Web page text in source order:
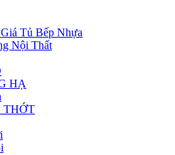
Tủ Bếp Nhựa
Nội Thất
HẠ
THỚT